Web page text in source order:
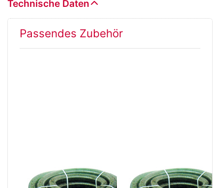
Technische Daten
Passendes Zubehör
G 1½" grün,
verstärkt
G 1¼" grün,
verstärkt